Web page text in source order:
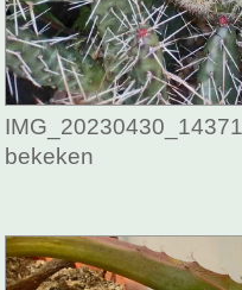
bekeken